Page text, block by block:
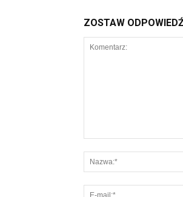
ZOSTAW